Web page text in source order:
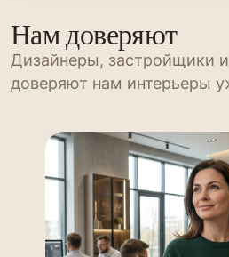
Нам доверяют
Дизайнеры, застройщики
доверяют нам интерьеры